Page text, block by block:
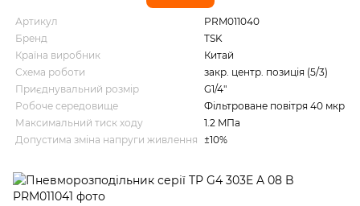
Артикул
PRM011040
Бренд
TSK
Країна виробник
Китай
Схема роботи
закр. центр. позиція (5/3)
Приєднувальний розмір
G1/4"
Робоче середовище
Фільтроване повітря 40 мкр
Максимальний тиск ходу
1.2 MПа
Допустима зміна напруги живлення ±10%